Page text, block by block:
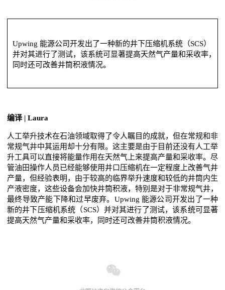
Upwing 能源公司开发出了一种新的井下压缩机系统（SCS）
并对其进行了测试，该系统可显著提高天然气产量和采收率，
同时还可改善井筒积液情况。
编译 | Laura
人工举升技术在石油领域取得了令人瞩目的成就，但在常规和非
常规气井中其运用却十分有限。这主要是由于目前还没有人工举
升工具可以直接将能量作用在天然气上来提高产量和采收率。尽
管油田操作人员已经能够使用井口压缩机在一定程度上改善气井
产量，但经验表明，由于较高的临界举升速度和较低的井筒内生
产液密度，这些设备会加快井筒积液，特别是对于非常规气井，
最终导致产能下降和过早废弃。Upwing 能源公司开发出了一种
新的井下压缩机系统（SCS）并对其进行了测试，该系统可显著
提高天然气产量和采收率，同时还可改善井筒积液情况。